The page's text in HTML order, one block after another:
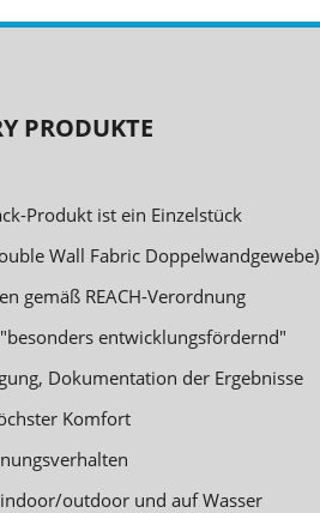
PRODUKTE
Produkt ist ein Einzelstück
Wall Fabric Doppelwandgewebe)
gemäß REACH-Verordnung
entwicklungsfördernd"
Dokumentation der Ergebnisse
Komfort
outdoor und auf Wasser